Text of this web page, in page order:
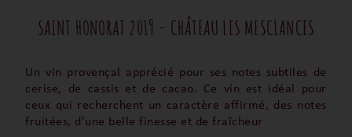
SAINT HONORAT 2019 - CHÂTEAU LES MESCLANCES
Un vin provençal apprécié pour ses notes subtiles de
cerise, de cassis et de cacao. Ce vin est idéal pour
ceux qui recherchent un caractère affirmé, des notes
fruitées, d’une belle finesse et de fraîcheur